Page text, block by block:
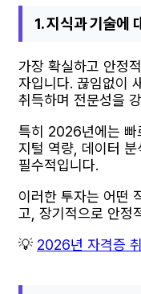
1. 지식과 기술에
가장 확실하고 안정
자입니다. 끊임없이
취득하며 전문성을
특히 2026년에는 빠
지털 역량, 데이터
필수적입니다.
이러한 투자는 어떤
고, 장기적으로 안정
💡 2026년 자격증